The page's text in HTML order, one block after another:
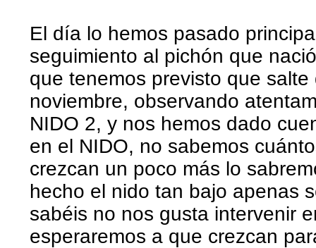
El día lo hemos pasado
seguimiento al pichón que
que tenemos previsto que
noviembre, observando
NIDO 2, y nos hemos dado
en el NIDO, no sabemos
crezcan un poco más lo
hecho el nido tan bajo apenas
sabéis no nos gusta intervenir
esperaremos a que crezcan